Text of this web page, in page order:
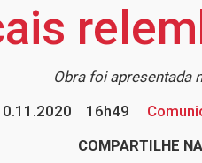
Obra foi apresentada
16h49
COMPARTILHE